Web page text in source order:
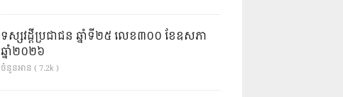
ទស្សវដ្តីប្រជាជន ឆ្នាំទី២៥ លេខ៣០០ ខែឧសភា
ឆ្នាំ២០២៦
ចំនួនអាន ( 7.2k )